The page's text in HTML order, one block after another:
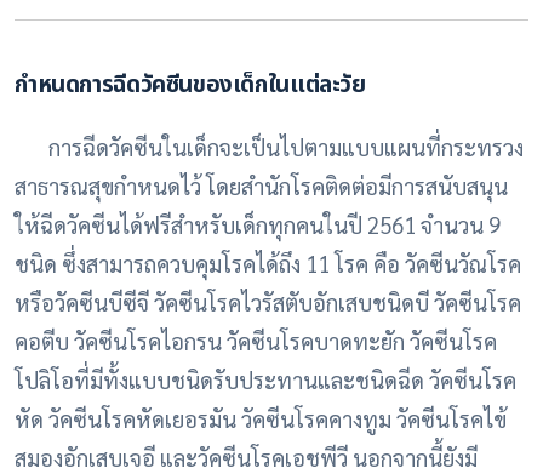
กำหนดการฉีดวัคซีนของเด็กในแต่ละวัย
การฉีดวัคซีนในเด็กจะเป็นไปตามแบบแผนที่กระทรวง
สาธารณสุขกำหนดไว้ โดยสำนักโรคติดต่อมีการสนับสนุน
ให้ฉีดวัคซีนได้ฟรีสำหรับเด็กทุกคนในปี 2561 จำนวน 9
ชนิด ซึ่งสามารถควบคุมโรคได้ถึง 11 โรค คือ วัคซีนวัณโรค
หรือวัคซีนบีซีจี วัคซีนโรคไวรัสตับอักเสบชนิดบี วัคซีนโรค
คอตีบ วัคซีนโรคไอกรน วัคซีนโรคบาดทะยัก วัคซีนโรค
โปลิโอที่มีทั้งแบบชนิดรับประทานและชนิดฉีด วัคซีนโรค
หัด วัคซีนโรคหัดเยอรมัน วัคซีนโรคคางทูม วัคซีนโรคไข้
สมองอักเสบเจอี และวัคซีนโรคเอชพีวี นอกจากนี้ยังมี